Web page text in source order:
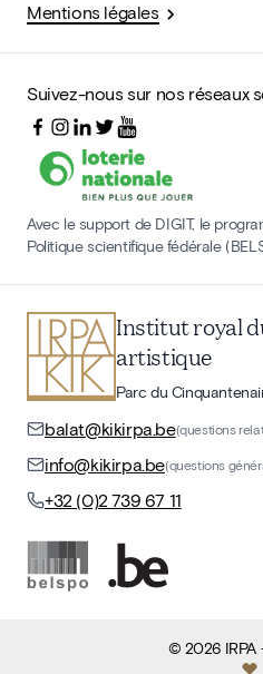
Mentions légales
Suivez-nous sur nos réseaux
Avec le support de DIGIT, le
Politique scientifique fédérale
Institut royal
artistique
Parc du
balat@kikirpa.be(questions
info@kikirpa.be(questions
+32 (0)2 739 67 11
©2026 IRPA